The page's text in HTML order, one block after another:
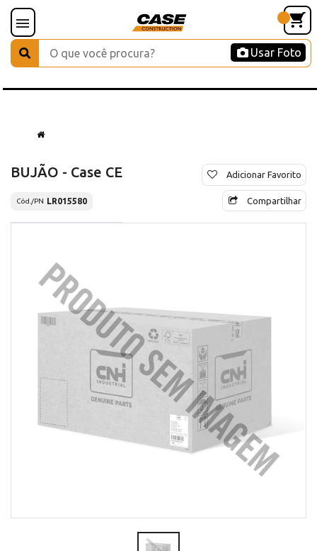
Usar Foto
BUJÃO - Case CE
Cód./PN LR015580
Adicionar Favorito
Compartilhar